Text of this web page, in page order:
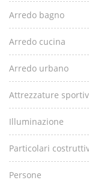
Arredo bagno
Arredo cucina
Arredo urbano
Attrezzature
Illuminazione
Particolari
Persone